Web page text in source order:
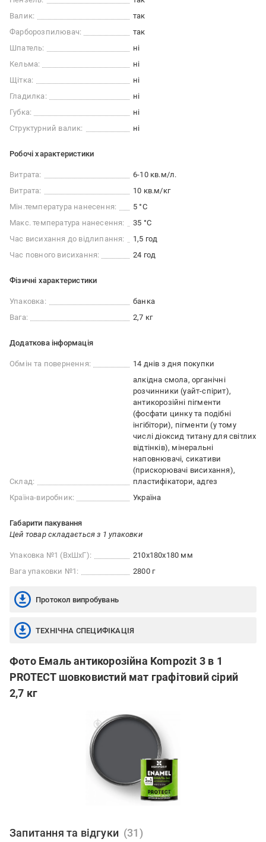
Валик:
так
Фарборозпилювач:
так
Шпатель:
ні
Кельма:
ні
Щітка:
ні
Гладилка:
ні
Губка:
ні
Структурний валик:
ні
Робочі характеристики
Витрата:
6-10 кв.м/л.
Витрата:
10 кв.м/кг
Мін.температура нанесення:
5 °C
Макс. температура нанесення:
35 °C
Час висихання до відлипання:
1,5 год
Час повного висихання:
24 год
Фізичні характеристики
Упаковка:
банка
Вага:
2,7 кг
Додаткова інформація
Обмін та повернення: 14 днів з дня покупки
Склад:
алкідна смола, органічні
розчинники (уайт-спірит),
антикорозійні пігменти
(фосфати цинку та подібні
інгібітори), пігменти (у тому
числі діоксид титану для світлих
відтінків), мінеральні
наповнювачі, сикативи
(прискорювачі висихання),
пластифікатори, адгез
Країна-виробник:
Україна
Габарити пакування
Цей товар складається з 1 упаковки
Упаковка №1 (ВхШхГ):
210x180x180 мм
Вага упаковки №1:
2800 г
Протокол випробувань
ТЕХНІЧНА СПЕЦИФІКАЦІЯ
Фото Емаль антикорозійна Kompozit 3 в 1
PROTECT шовковистий мат графітовий сірий
2,7 кг
Запитання та відгуки